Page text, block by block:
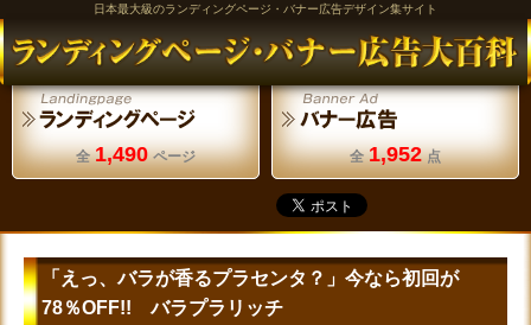
日本最大級のランディングページ・バナー広告デザイン集サイト
全 1,490 ページ 全 1,952 点
「えっ、バラが香るプラセンタ？」今なら初回が
78％OFF!! バラプラリッチ